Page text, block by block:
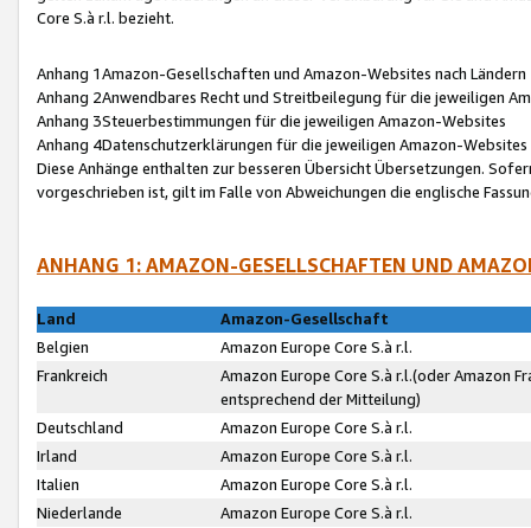
Core S.à r.l. bezieht.
Anhang 1Amazon-Gesellschaften und Amazon-Websites nach Ländern
Anhang 2Anwendbares Recht und Streitbeilegung für die jeweiligen
Anhang 3Steuerbestimmungen für die jeweiligen Amazon-Websites
Anhang 4Datenschutzerklärungen für die jeweiligen Amazon-Websites
Diese Anhänge enthalten zur besseren Übersicht Übersetzungen.
vorgeschrieben ist, gilt im Falle von Abweichungen die englische
ANHANG 1: AMAZON-GESELLSCHAFTEN UND
Land
Amazon-Gesellschaft
Belgien
Amazon Europe Core S.à r.l.
Frankreich
Amazon Europe Core S.à r.l.(oder Amazon
entsprechend der Mitteilung)
Deutschland
Amazon Europe Core S.à r.l.
Irland
Amazon Europe Core S.à r.l.
Italien
Amazon Europe Core S.à r.l.
Niederlande
Amazon Europe Core S.à r.l.